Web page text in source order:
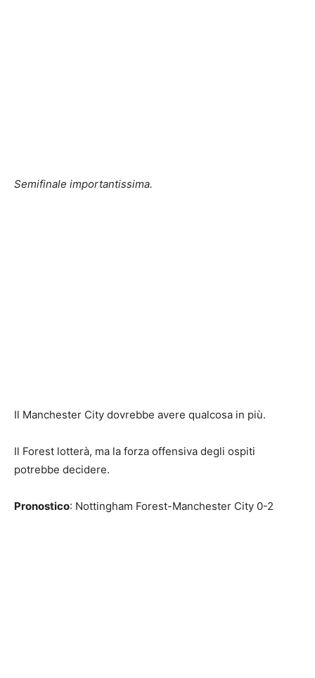
Semifinale importantissima.
Il Manchester City dovrebbe avere qualcosa in più.
Il Forest lotterà, ma la forza offensiva degli ospiti
potrebbe decidere.
Pronostico: Nottingham Forest-Manchester City 0-2